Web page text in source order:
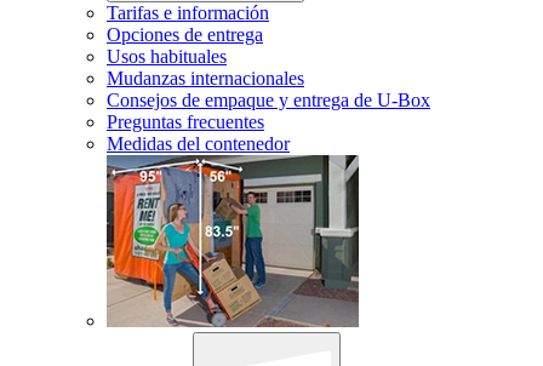
Tarifas e información
Opciones de entrega
Usos habituales
Mudanzas internacionales
Consejos de empaque y entrega de U-Box
Preguntas frecuentes
Medidas del contenedor